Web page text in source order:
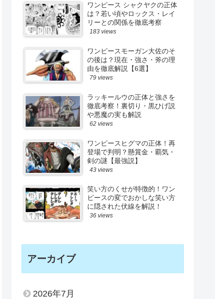
ワンピース シャクヤクの正体
は？若い頃やロックス・レイ
リーとの関係を徹底考察
183 views
ワンピースモーガン大佐のそ
の後は？現在・強さ・斧の理
由を徹底解説【6選】
79 views
ラッキールウの正体と強さを
徹底考察！裏切り・黒ひげ説
や悪魔の実も解説
62 views
ワンピースヒグマの正体！再
登場で判明？懸賞金・覇気・
剣の謎【最強説】
43 views
笑い方のくせが特徴的！ワン
ピースの変でおかしな笑い方
に隠された伏線を解説！
36 views
アーカイブ
2026年7月